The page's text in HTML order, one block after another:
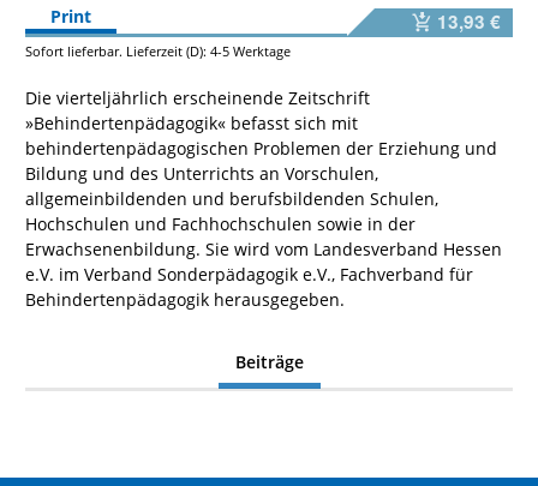
Print
13,93 €
Sofort lieferbar. Lieferzeit (D): 4-5 Werktage
Die vierteljährlich erscheinende Zeitschrift
»Behindertenpädagogik« befasst sich mit
behindertenpädagogischen Problemen der Erziehung und
Bildung und des Unterrichts an Vorschulen,
allgemeinbildenden und berufsbildenden Schulen,
Hochschulen und Fachhochschulen sowie in der
Erwachsenenbildung. Sie wird vom Landesverband Hessen
e.V. im Verband Sonderpädagogik e.V., Fachverband für
Behindertenpädagogik herausgegeben.
Beiträge